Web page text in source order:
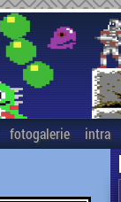
fotogalerie intra